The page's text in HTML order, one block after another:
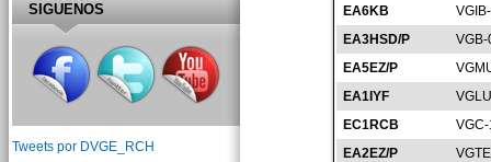
EA6KB
EA3HSD/P
EA5EZ/P
EA1IYF
EC1RCB
EA2EZ/P
SIGUENOS
Tweets por DVGE_RCH